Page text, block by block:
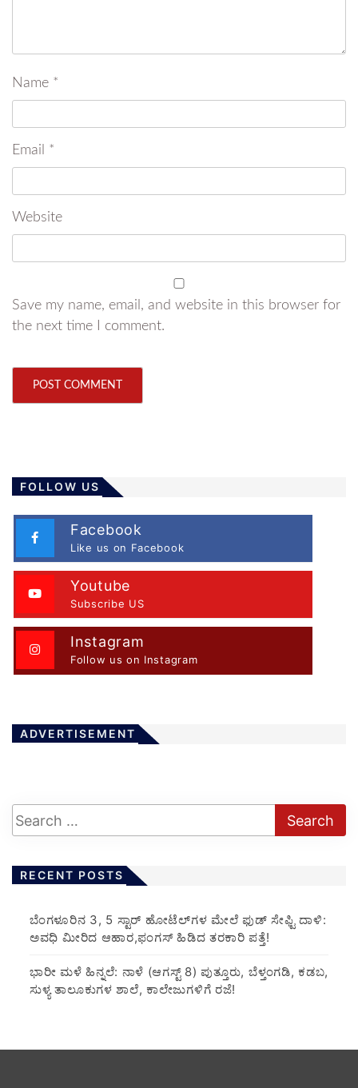
Name *
Email *
Website
Save my name, email, and website in this browser for
the next time I comment.
FOLLOW US
Facebook
Like us on Facebook
Youtube
Subscribe US
Instagram
Follow us on Instagram
ADVERTISEMENT
RECENT POSTS
​ಬೆಂಗಳೂರಿನ 3, 5 ಸ್ಟಾರ್ ಹೋಟೆಲ್‌ಗಳ ಮೇಲೆ ಫುಡ್ ಸೇಫ್ಟಿ ದಾಳಿ:
ಅವಧಿ ಮೀರಿದ ಆಹಾರ,ಫಂಗಸ್ ಹಿಡಿದ ತರಕಾರಿ ಪತ್ತೆ!
​ಭಾರೀ ಮಳೆ ಹಿನ್ನಲೆ: ನಾಳೆ (ಆಗಸ್ಟ್ 8) ಪುತ್ತೂರು, ಬೆಳ್ತಂಗಡಿ, ಕಡಬ,
ಸುಳ್ಯ ತಾಲೂಕುಗಳ ಶಾಲೆ, ಕಾಲೇಜುಗಳಿಗೆ ರಜೆ!